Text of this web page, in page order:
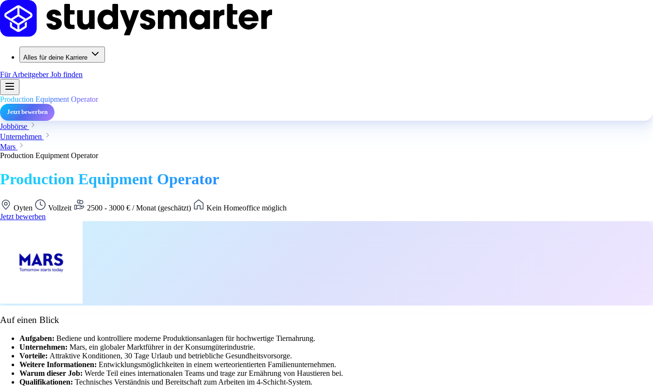
Alles für deine Karriere
Für ArbeitgeberJob finden
Production Equipment Operator
Jetzt bewerben
Jobbörse
Unternehmen
Mars
Production Equipment Operator
Production Equipment Operator
Oyten Vollzeit 2500 - 3000 € / Monat (geschätzt)
Kein Homeoffice möglich
Jetzt bewerben
Auf einen Blick
Aufgaben: Bediene und kontrolliere moderne Produktionsanlagen für hochwertige Tiernahrung.
Unternehmen: Mars, ein globaler Marktführer in der Konsumgüterindustrie.
Vorteile: Attraktive Konditionen, 30 Tage Urlaub und betriebliche Gesundheitsvorsorge.
Weitere Informationen: Entwicklungsmöglichkeiten in einem werteorientierten Familienunternehmen.
Warum dieser Job: Werde Teil eines internationalen Teams und trage zur Ernährung von Haustieren bei.
Qualifikationen: Technisches Verständnis und Bereitschaft zum Arbeiten im 4-Schicht-System.